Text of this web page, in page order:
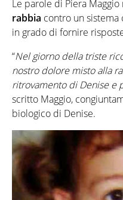
Le parole di Piera
rabbia contro un sistema
in grado di fornire
“Nel giorno della triste
nostro dolore misto alla
ritrovamento di Denise e
scritto Maggio,
biologico di Denise.